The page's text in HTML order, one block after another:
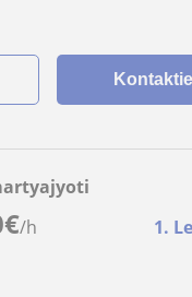
€/h 1.